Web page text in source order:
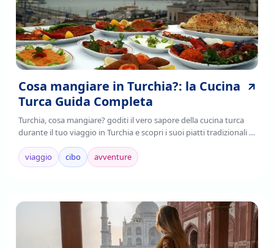
Cosa mangiare in Turchia?: la Cucina
Turca Guida Completa
Turchia, cosa mangiare? goditi il vero sapore della cucina turca
durante il tuo viaggio in Turchia e scopri i suoi piatti tradizionali ,
è il frutto della fusione di tradizioni culinarie regionali,
mediterranee e asiatiche.
viaggio cibo avventure